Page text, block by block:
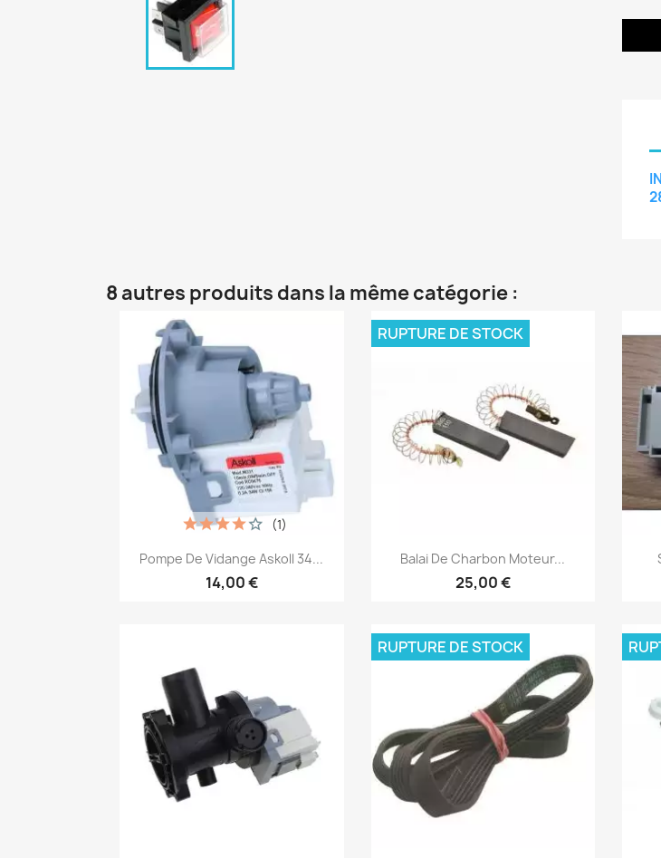
8 autres produits dans la même catégorie :
Aperçu rapide
Pompe De Vidange Askoll 34...
14,00 €
(1)
Aperçu rapide
Balai De Charbon Moteur...
25,00 €
RUPTURE DE STOCK
RUPTURE DE STOCK